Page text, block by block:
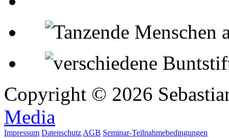
Copyright © 2026
Media
Impressum Datenschutz AGB Seminar-Teilnahmebedingungen